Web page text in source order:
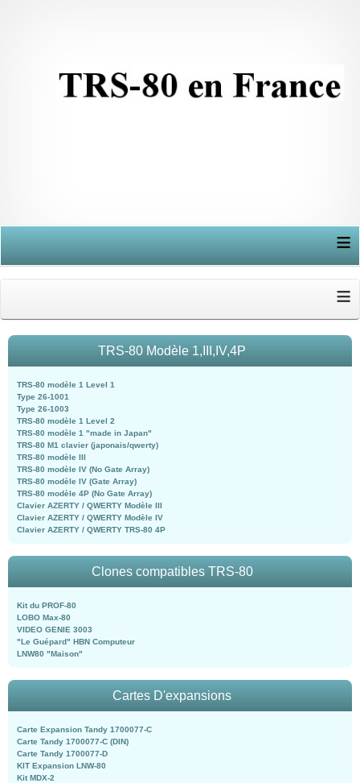
≡
≡
TRS-80 Modèle 1,III,IV,4P
TRS-80 modèle 1 Level 1
Type 26-1001
Type 26-1003
TRS-80 modèle 1 Level 2
TRS-80 modèle 1 "made in Japan"
TRS-80 M1 clavier (japonais/qwerty)
TRS-80 modèle III
TRS-80 modèle IV (No Gate Array)
TRS-80 modèle IV (Gate Array)
TRS-80 modèle 4P (No Gate Array)
Clavier AZERTY / QWERTY Modèle III
Clavier AZERTY / QWERTY Modèle IV
Clavier AZERTY / QWERTY TRS-80 4P
Clones compatibles TRS-80
Kit du PROF-80
LOBO Max-80
VIDEO GENIE 3003
"Le Guépard" HBN Computeur
LNW80 "Maison"
Cartes D'expansions
Carte Expansion Tandy 1700077-C
Carte Tandy 1700077-C (DIN)
Carte Tandy 1700077-D
KIT Expansion LNW-80
Kit MDX-2